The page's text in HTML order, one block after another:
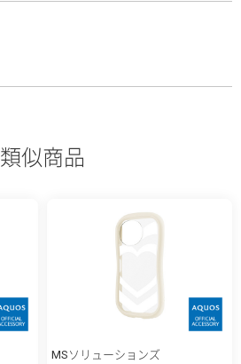
類似商品
MSソリューションズ